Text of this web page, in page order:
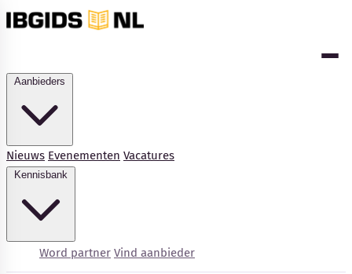
Nieuws Evenementen Vacatures
Word partner Vind aanbieder
Cybersecurity-vacatures